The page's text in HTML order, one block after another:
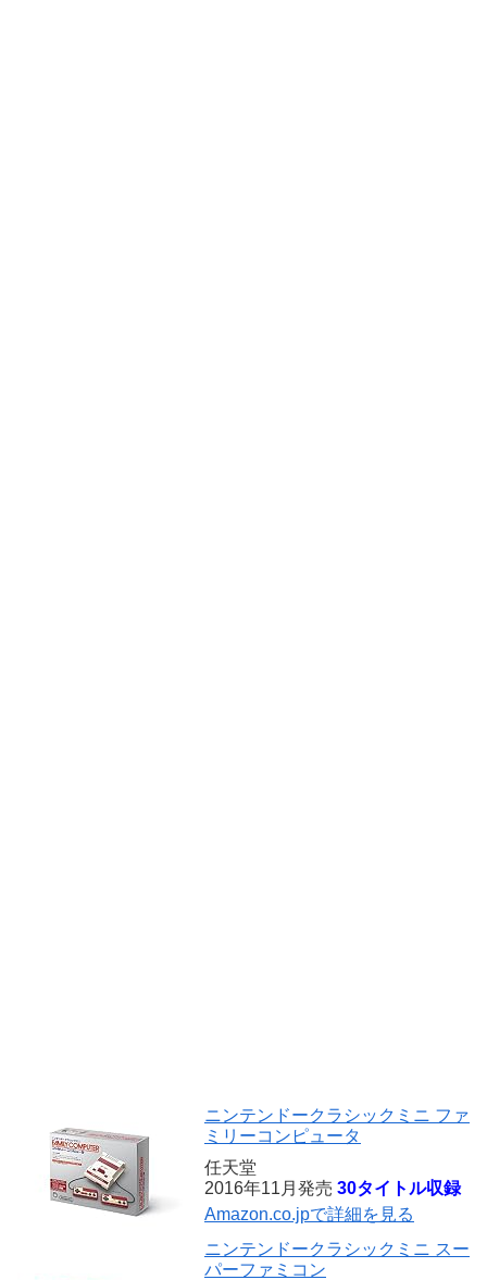
ニンテンドークラシックミニ ファ
ミリーコンピュータ
任天堂
2016年11月発売 30タイトル収録
Amazon.co.jpで詳細を見る
ニンテンドークラシックミニ スー
パーファミコン